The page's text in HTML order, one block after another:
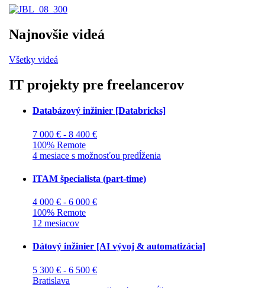
Najnovšie videá
Všetky videá
IT projekty pre freelancerov
Databázový inžinier [Databricks]
7 000 € - 8 400 €
100% Remote
4 mesiace s možnosťou predĺženia
ITAM špecialista (part-time)
4 000 € - 6 000 €
100% Remote
12 mesiacov
Dátový inžinier [AI vývoj & automatizácia]
5 300 € - 6 500 €
Bratislava